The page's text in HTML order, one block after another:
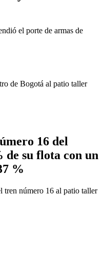
el porte de armas de
16 del
de su flota con un
%
tren número 16 al patio taller